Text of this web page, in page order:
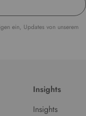
ein, Updates von unserem
Insights
Insights